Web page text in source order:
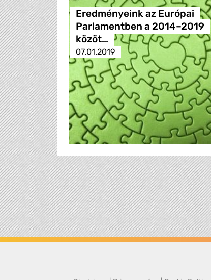
Eredményeink az Európai
Parlamentben a 2014–2019
közöt…
07.01.2019